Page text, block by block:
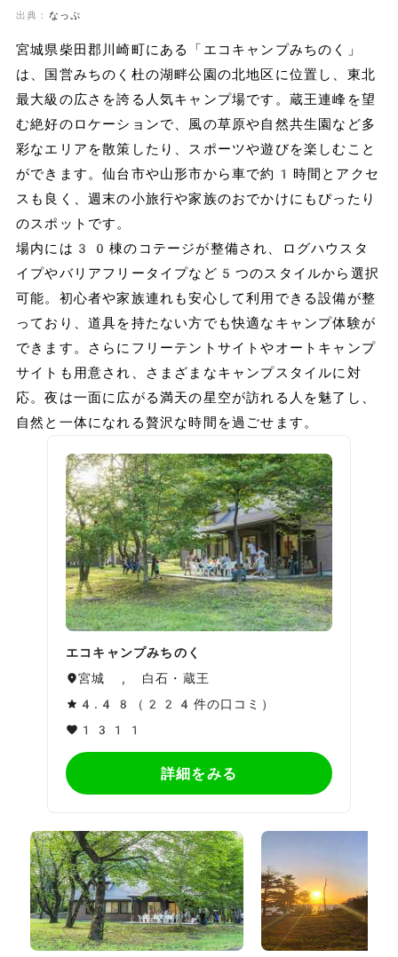
出典： なっぷ
宮城県柴田郡川崎町にある「エコキャンプみちのく」
は、国営みちのく杜の湖畔公園の北地区に位置し、東北
最大級の広さを誇る人気キャンプ場です。蔵王連峰を望
む絶好のロケーションで、風の草原や自然共生園など多
彩なエリアを散策したり、スポーツや遊びを楽しむこと
ができます。仙台市や山形市から車で約1時間とアクセ
スも良く、週末の小旅行や家族のおでかけにもぴったり
のスポットです。
場内には30棟のコテージが整備され、ログハウスタ
イプやバリアフリータイプなど5つのスタイルから選択
可能。初心者や家族連れも安心して利用できる設備が整
っており、道具を持たない方でも快適なキャンプ体験が
できます。さらにフリーテントサイトやオートキャンプ
サイトも用意され、さまざまなキャンプスタイルに対
応。夜は一面に広がる満天の星空が訪れる人を魅了し、
自然と一体になれる贅沢な時間を過ごせます。
エコキャンプみちのく
宮城 , 白石・蔵王
4.48（224件の口コミ）
1311
詳細をみる